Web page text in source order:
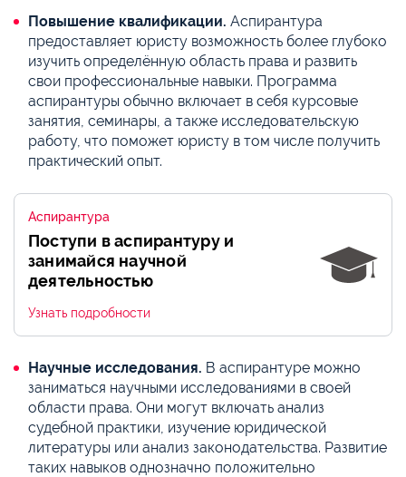
Повышение квалификации. Аспирантура
предоставляет юристу возможность более глубоко
изучить определённую область права и развить
свои профессиональные навыки. Программа
аспирантуры обычно включает в себя курсовые
занятия, семинары, а также исследовательскую
работу, что поможет юристу в том числе получить
практический опыт.
Аспирантура
Поступи в аспирантуру и
занимайся научной
деятельностью
Узнать подробности
Научные исследования. В аспирантуре можно
заниматься научными исследованиями в своей
области права. Они могут включать анализ
судебной практики, изучение юридической
литературы или анализ законодательства. Развитие
таких навыков однозначно положительно